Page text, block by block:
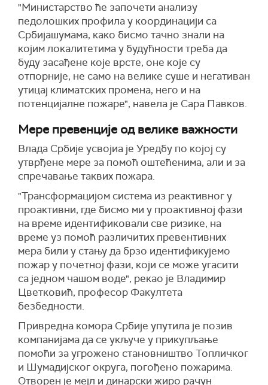
"Министарство ће започети анализу
педолошких профила у координацији са
Србијашумама, како бисмо тачно знали на
којим локалитетима у будућности треба да
буду засађене које врсте, оне које су
отпорније, не само на велике суше и негативан
утицај климатских промена, него и на
потенцијалне пожаре", навела је Сара Павков.
Мере превенције од велике важности
Влада Србије усвојиа је Уредбу по којој су
утврђене мере за помоћ оштећенима, али и за
спречавање таквих пожара.
"Трансформацијом система из реактивног у
проактивни, где бисмо ми у проактивној фази
на време идентификовали све ризике, на
време уз помоћ различитих превентивних
мера били у стању да брзо идентификујемо
пожар у почетној фази, који се може угасити
са једном чашом воде", рекао је Владимир
Цветковић, професор Факултета
безбедности.
Привредна комора Србије упутила је позив
компанијама да се укључе у прикупљање
помоћи за угрожено становништво Топличког
и Шумадијског округа, погођено пожарима.
Отворен је мејл и динарски жиро рачун